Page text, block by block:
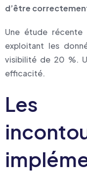
d’être
Une étude récente
exploitant les
visibilité de 20 %.
efficacité.